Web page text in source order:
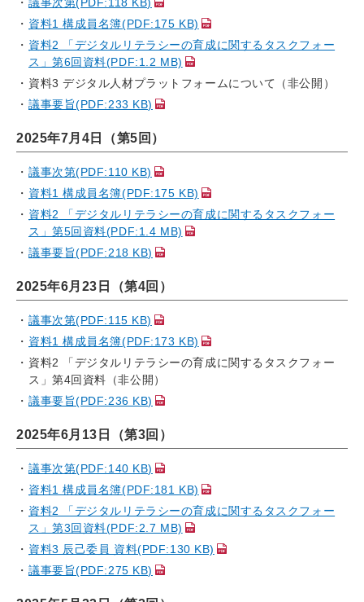
資料1 構成員名簿(PDF:175 KB)
資料2 「デジタルリテラシーの育成に関するタスクフォー
ス」第6回資料(PDF:1.2 MB)
資料3 デジタル人材プラットフォームについて（非公開）
議事要旨(PDF:233 KB)
2025年7月4日（第5回）
議事次第(PDF:110 KB)
資料1 構成員名簿(PDF:175 KB)
資料2 「デジタルリテラシーの育成に関するタスクフォー
ス」第5回資料(PDF:1.4 MB)
議事要旨(PDF:218 KB)
2025年6月23日（第4回）
議事次第(PDF:115 KB)
資料1 構成員名簿(PDF:173 KB)
資料2 「デジタルリテラシーの育成に関するタスクフォー
ス」第4回資料（非公開）
議事要旨(PDF:236 KB)
2025年6月13日（第3回）
議事次第(PDF:140 KB)
資料1 構成員名簿(PDF:181 KB)
資料2 「デジタルリテラシーの育成に関するタスクフォー
ス」第3回資料(PDF:2.7 MB)
資料3 辰己委員 資料(PDF:130 KB)
議事要旨(PDF:275 KB)